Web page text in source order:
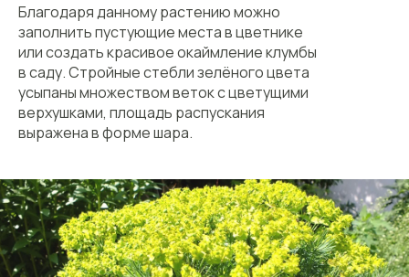
Благодаря данному растению можно
заполнить пустующие места в цветнике
или создать красивое окаймление клумбы
в саду. Стройные стебли зелёного цвета
усыпаны множеством веток с цветущими
верхушками, площадь распускания
выражена в форме шара.